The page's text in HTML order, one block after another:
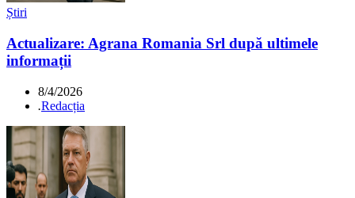
Știri
Actualizare: Agrana Romania Srl după ultimele
informații
8/4/2026
.Redacția